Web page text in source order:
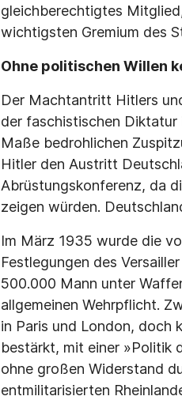
gleichberechtigtes
wichtigsten Gremium des
Ohne politischen Willen
Der Machtantritt Hitlers
der faschistischen Diktatur
Maße bedrohlichen
Hitler den Austritt
Abrüstungskonferenz, da
zeigen würden.
Im März 1935 wurde die
Festlegungen des
500.000 Mann unter
allgemeinen Wehrpflicht.
in Paris und London, doch
bestärkt, mit einer »Politik
ohne großen Widerstand
entmilitarisierten